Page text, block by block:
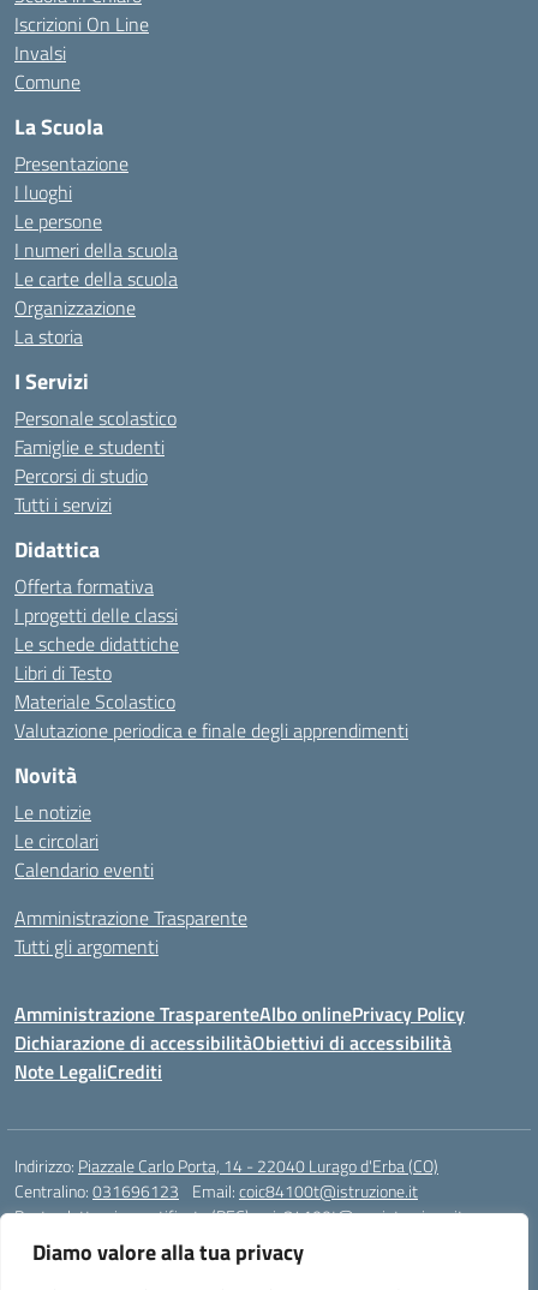
Diamo valore alla tua privacy
Iscrizioni On Line
Invalsi
Comune
La Scuola
Presentazione
I luoghi
Le persone
I numeri della scuola
Le carte della scuola
Organizzazione
La storia
I Servizi
Personale scolastico
Famiglie e studenti
Percorsi di studio
Tutti i servizi
Didattica
Offerta formativa
I progetti delle classi
Le schede didattiche
Libri di Testo
Materiale Scolastico
Valutazione periodica e finale degli apprendimenti
Novità
Le notizie
Le circolari
Calendario eventi
Amministrazione Trasparente
Tutti gli argomenti
Amministrazione TrasparenteAlbo onlinePrivacy Policy
Dichiarazione di accessibilitàObiettivi di accessibilità
Note LegaliCrediti
Indirizzo: Piazzale Carlo Porta, 14 - 22040 Lurago d'Erba (CO)
Centralino:031696123 Email:coic84100t@istruzione.it
Posta elettronica certificata (PEC):coic84100t@pec.istruzione.it
Codice fiscale: 82002040135